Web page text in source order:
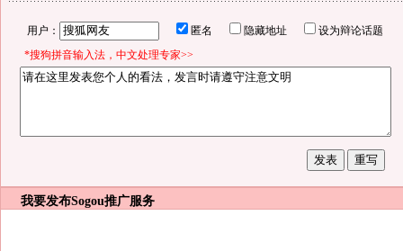
用户： 匿名 隐藏地址
设为辩论话题
*搜狗拼音输入法，中文处理专家>>
我要发布Sogou推广服务